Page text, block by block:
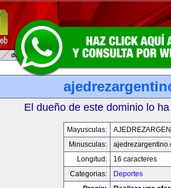
El dueño de este dominio lo
Mayusculas:
Minusculas:
Longitud:
16 caracteres
Categorias:
Deportes